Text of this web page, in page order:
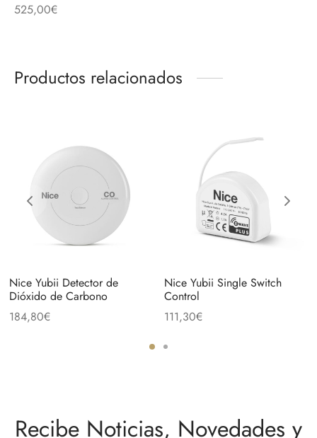
525,00€
Productos relacionados
Nice Yubii Detector de
Dióxido de Carbono
184,80€
Nice Yubii Single Switch
Control
111,30€
Recibe Noticias, Novedades y